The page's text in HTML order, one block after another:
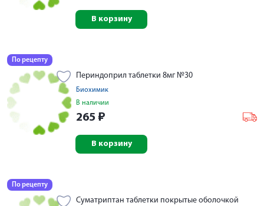
В корзину
По рецепту
Периндоприл таблетки 8мг №30
Биохимик
В наличии
265 ₽
В корзину
По рецепту
Суматриптан таблетки покрытые оболочкой